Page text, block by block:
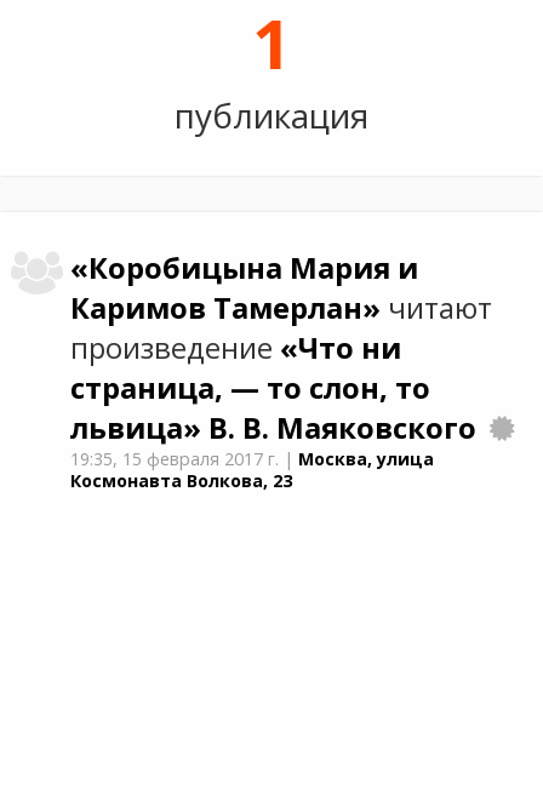
1
публикация
«Коробицына Мария и
Каримов Тамерлан» читают
произведение «Что ни
страница, — то слон, то
львица» В. В. Маяковского
19:35, 15 февраля 2017 г. | Москва, улица
Космонавта Волкова, 23